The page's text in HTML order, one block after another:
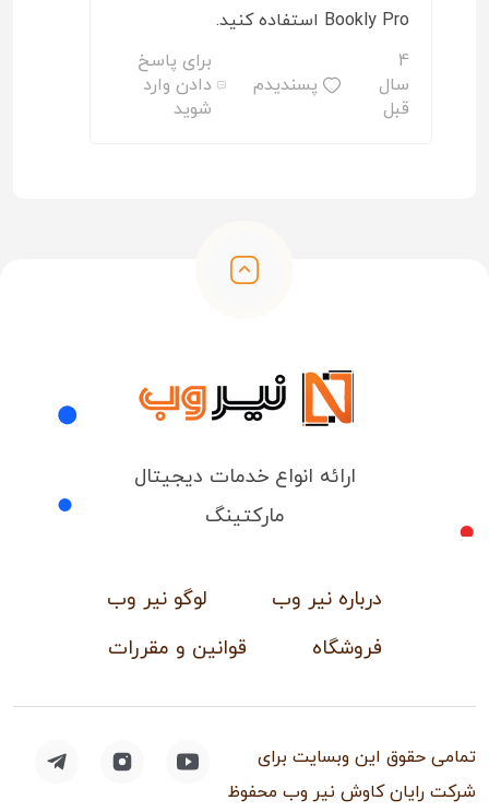
Bookly Pro استفاده کنید.
4
سال
قبل
پسندیدم
برای پاسخ
دادن وارد
شوید
ارائه انواع خدمات دیجیتال
مارکتینگ
درباره نیر وب
لوگو نیر وب
فروشگاه
قوانین و مقررات
تمامی حقوق این وبسایت برای
شرکت رایان کاوش نیر وب محفوظ